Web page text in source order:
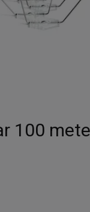
100